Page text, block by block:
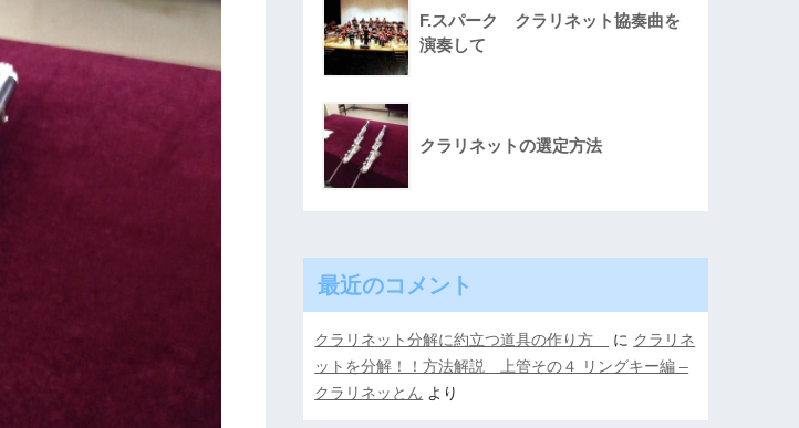
F.スパーク クラリネット協奏曲を
演奏して
クラリネットの選定方法
最近のコメント
クラリネット分解に約立つ道具の作り方 に クラリネ
ットを分解！！方法解説 上管その４ リングキー編 –
クラリネッとん より